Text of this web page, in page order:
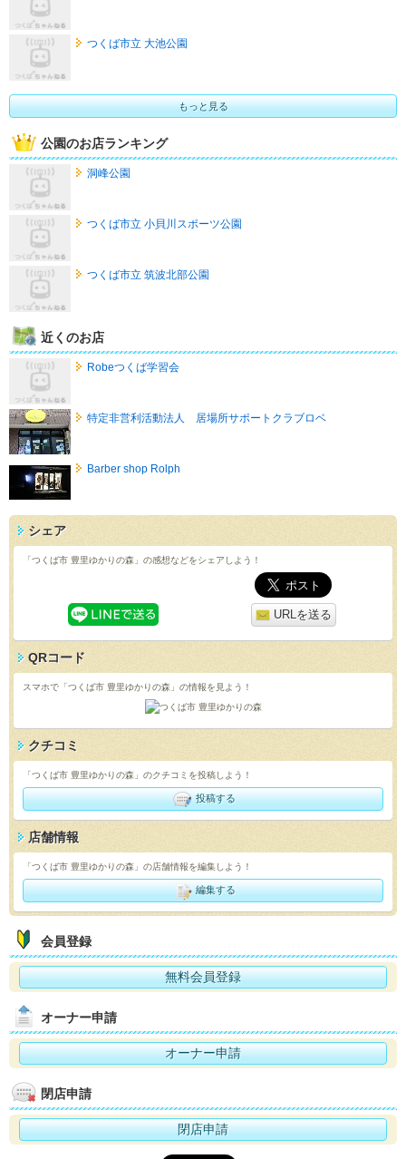
つくば市立 大池公園
もっと見る
公園のお店ランキング
洞峰公園
つくば市立 小貝川スポーツ公園
つくば市立 筑波北部公園
近くのお店
Robeつくば学習会
特定非営利活動法人 居場所サポートクラブロベ
Barber shop Rolph
シェア
「つくば市 豊里ゆかりの森」の感想などをシェアしよう！
URLを送る
QRコード
スマホで「つくば市 豊里ゆかりの森」の情報を見よう！
クチコミ
「つくば市 豊里ゆかりの森」のクチコミを投稿しよう！
投稿する
店舗情報
「つくば市 豊里ゆかりの森」の店舗情報を編集しよう！
編集する
会員登録
無料会員登録
オーナー申請
オーナー申請
閉店申請
閉店申請